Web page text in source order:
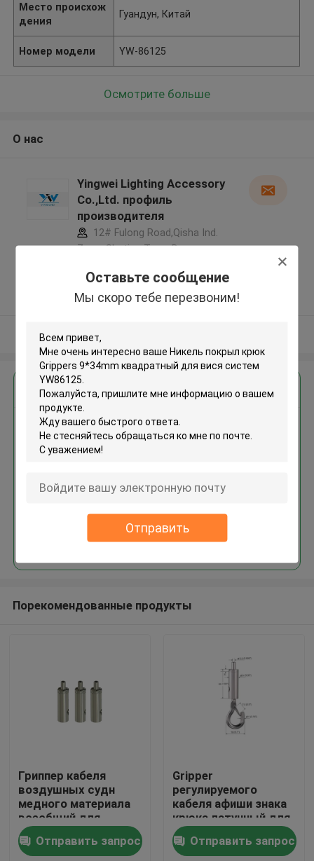
Оставьте сообщение
Мы скоро тебе перезвоним!
Отправить
Продукты
Ролики
Место происхож
дения
Гуандун, Китай
Номер модели YW-86125
Осмотрите больше
О нас
Yingwei Lighting Accessory
Co.,Ltd. профиль
производителя
12# Fulong Road,Qisha Ind.
Zone, Shatian Town,Dongguan,
5.0
Подтверженный
Получить лучшую цену для
Никель покрыл крюк Grippers
9*34mm квадратный для вися
Продолжать
Порекомендованные продукты
Гриппер кабеля
воздушных судн
медного материала
всеобщий для
провода ИХ-86072
1.5ммОтправить запрос
Gripper
регулируемого
кабеля афиши знака
крюка латунный для
вися системы
Отправить запрос